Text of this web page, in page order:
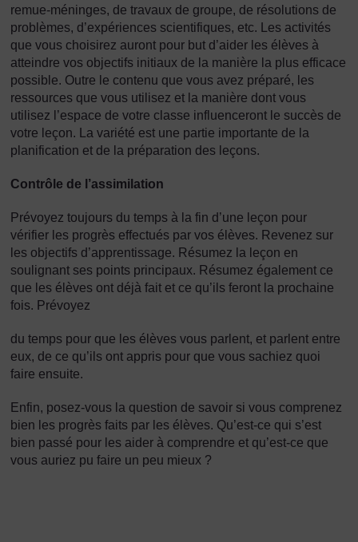
remue-méninges, de travaux de groupe, de résolutions de
problèmes, d’expériences scientifiques, etc. Les activités
que vous choisirez auront pour but d’aider les élèves à
atteindre vos objectifs initiaux de la manière la plus efficace
possible. Outre le contenu que vous avez préparé, les
ressources que vous utilisez et la manière dont vous
utilisez l’espace de votre classe influenceront le succès de
votre leçon. La variété est une partie importante de la
planification et de la préparation des leçons.
Contrôle de l’assimilation
Prévoyez toujours du temps à la fin d’une leçon pour
vérifier les progrès effectués par vos élèves. Revenez sur
les objectifs d’apprentissage. Résumez la leçon en
soulignant ses points principaux. Résumez également ce
que les élèves ont déjà fait et ce qu’ils feront la prochaine
fois. Prévoyez
du temps pour que les élèves vous parlent, et parlent entre
eux, de ce qu’ils ont appris pour que vous sachiez quoi
faire ensuite.
Enfin, posez-vous la question de savoir si vous comprenez
bien les progrès faits par les élèves. Qu’est-ce qui s’est
bien passé pour les aider à comprendre et qu’est-ce que
vous auriez pu faire un peu mieux ?